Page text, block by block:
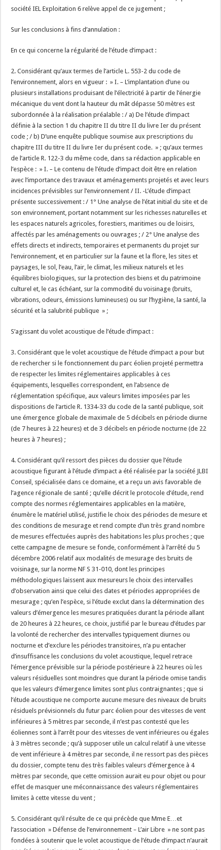
société IEL Exploitation 6 relève appel de ce jugement ;
Sur les conclusions à fins d’annulation :
En ce qui concerne la régularité de l’étude d’impact :
2. Considérant qu’aux termes de l’article L. 553-2 du code de
l’environnement, alors en vigueur : » I. – L’implantation d’une ou
plusieurs installations produisant de l’électricité à partir de l’énergie
mécanique du vent dont la hauteur du mât dépasse 50 mètres est
subordonnée à la réalisation préalable : / a) De l’étude d’impact
définie à la section 1 du chapitre II du titre II du livre Ier du présent
code ; / b) D’une enquête publique soumise aux prescriptions du
chapitre III du titre II du livre Ier du présent code. » ; qu’aux termes
de l’article R. 122-3 du même code, dans sa rédaction applicable en
l’espèce : » I. – Le contenu de l’étude d’impact doit être en relation
avec l’importance des travaux et aménagements projetés et avec leurs
incidences prévisibles sur l’environnement / II. -L’étude d’impact
présente successivement : / 1° Une analyse de l’état initial du site et de
son environnement, portant notamment sur les richesses naturelles et
les espaces naturels agricoles, forestiers, maritimes ou de loisirs,
affectés par les aménagements ou ouvrages ; / 2° Une analyse des
effets directs et indirects, temporaires et permanents du projet sur
l’environnement, et en particulier sur la faune et la flore, les sites et
paysages, le sol, l’eau, l’air, le climat, les milieux naturels et les
équilibres biologiques, sur la protection des biens et du patrimoine
culturel et, le cas échéant, sur la commodité du voisinage (bruits,
vibrations, odeurs, émissions lumineuses) ou sur l’hygiène, la santé, la
sécurité et la salubrité publique » ;
S’agissant du volet acoustique de l’étude d’impact :
3. Considérant que le volet acoustique de l’étude d’impact a pour but
de rechercher si le fonctionnement du parc éolien projeté permettra
de respecter les limites réglementaires applicables à ces
équipements, lesquelles correspondent, en l’absence de
réglementation spécifique, aux valeurs limites imposées par les
dispositions de l’article R. 1334-33 du code de la santé publique, soit
une émergence globale de maximale de 5 décibels en période diurne
(de 7 heures à 22 heures) et de 3 décibels en période nocturne (de 22
heures à 7 heures) ;
4. Considérant qu’il ressort des pièces du dossier que l’étude
acoustique figurant à l’étude d’impact a été réalisée par la société JLBI
Conseil, spécialisée dans ce domaine, et a reçu un avis favorable de
l’agence régionale de santé ; qu’elle décrit le protocole d’étude, rend
compte des normes réglementaires applicables en la matière,
énumère le matériel utilisé, justifie le choix des périodes de mesure et
des conditions de mesurage et rend compte d’un très grand nombre
de mesures effectuées auprès des habitations les plus proches ; que
cette campagne de mesure se fonde, conformément à l’arrêté du 5
décembre 2006 relatif aux modalités de mesurage des bruits de
voisinage, sur la norme NF S 31-010, dont les principes
méthodologiques laissent aux mesureurs le choix des intervalles
d’observation ainsi que celui des dates et périodes appropriées de
mesurage ; qu’en l’espèce, si l’étude exclut dans la détermination des
valeurs d’émergence les mesures pratiquées durant la période allant
de 20 heures à 22 heures, ce choix, justifié par le bureau d’études par
la volonté de rechercher des intervalles typiquement diurnes ou
nocturne et d’exclure les périodes transitoires, n’a pu entacher
d’insuffisance les conclusions du volet acoustique, lequel retrace
l’émergence prévisible sur la période postérieure à 22 heures où les
valeurs résiduelles sont moindres que durant la période omise tandis
que les valeurs d’émergence limites sont plus contraignantes ; que si
l’étude acoustique ne comporte aucune mesure des niveaux de bruits
résiduels prévisionnels du futur parc éolien pour des vitesses de vent
inférieures à 5 mètres par seconde, il n’est pas contesté que les
éoliennes sont à l’arrêt pour des vitesses de vent inférieures ou égales
à 3 mètres seconde ; qu’à supposer utile un calcul relatif à une vitesse
de vent inférieure à 4 mètres par seconde, il ne ressort pas des pièces
du dossier, compte tenu des très faibles valeurs d’émergence à 4
mètres par seconde, que cette omission aurait eu pour objet ou pour
effet de masquer une méconnaissance des valeurs réglementaires
limites à cette vitesse du vent ;
5. Considérant qu’il résulte de ce qui précède que Mme E…et
l’association » Défense de l’environnement – L’air Libre » ne sont pas
fondées à soutenir que le volet acoustique de l’étude d’impact n’aurait